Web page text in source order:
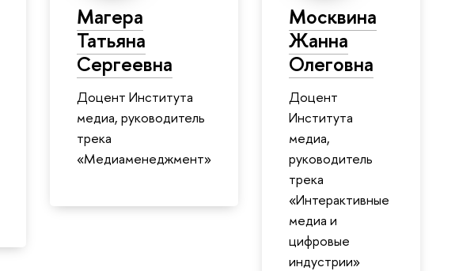
Магера
Татьяна
Сергеевна
Доцент Института
медиа, руководитель
трека
«Медиаменеджмент»
Москвина
Жанна
Олеговна
Доцент
Института
медиа,
руководитель
трека
«Интерактивные
медиа и
цифровые
индустрии»